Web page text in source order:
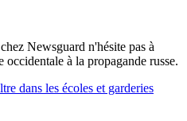
Newsguard n'hésite pas à
à la propagande russe.
dans les écoles et garderies